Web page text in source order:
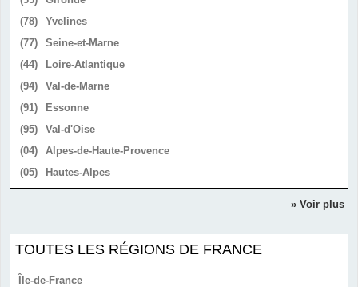
(78)
Yvelines
(77)
Seine-et-Marne
(44)
Loire-Atlantique
(94)
Val-de-Marne
(91)
Essonne
(95)
Val-d'Oise
(04)
Alpes-de-Haute-Provence
(05)
Hautes-Alpes
» Voir plus
TOUTES LES RÉGIONS DE FRANCE
Île-de-France